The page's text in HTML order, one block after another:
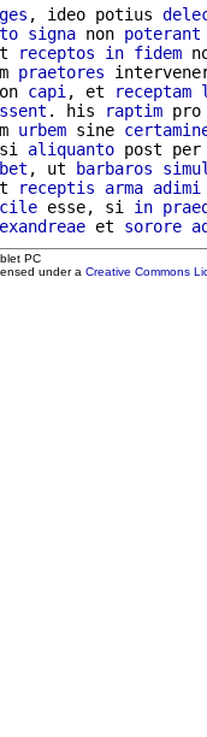
, ideo potius
signa non poterant
receptos in fidem
praetores
capi , et receptam
. his raptim pro
urbem sine
aliquanto post per
, ut barbaros
receptis arma adimi
esse, si in
et sorore
PC
under a Creative Commons